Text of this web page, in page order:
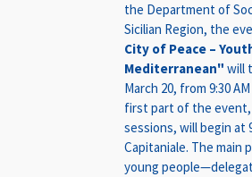
the Department of
Sicilian Region, the
City of Peace –
Mediterranean" will
March 20, from 9:30
first part of the
sessions, will begin at
Capitaniale. The main
young